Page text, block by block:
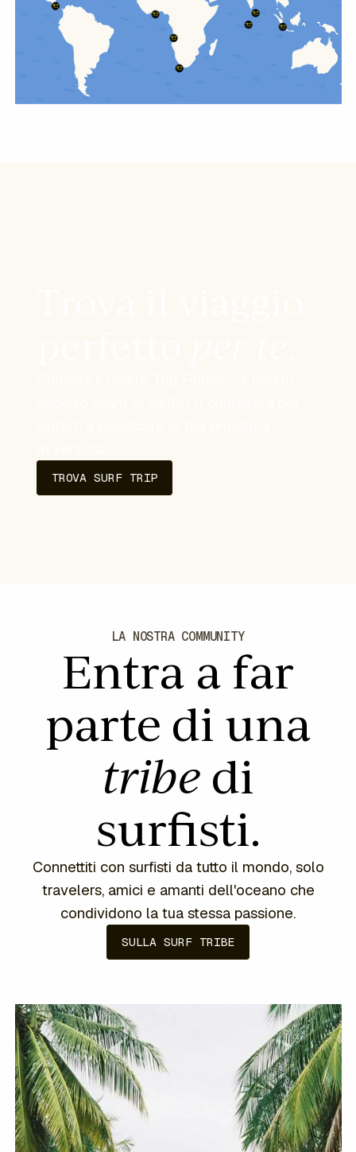
TROVA SURF TRIP
LA NOSTRA COMMUNITY
Entra a far
parte di una
tribe di
surfisti.
Connettiti con surfisti da tutto il mondo, solo
travelers, amici e amanti dell'oceano che
condividono la tua stessa passione.
SULLA SURF TRIBE